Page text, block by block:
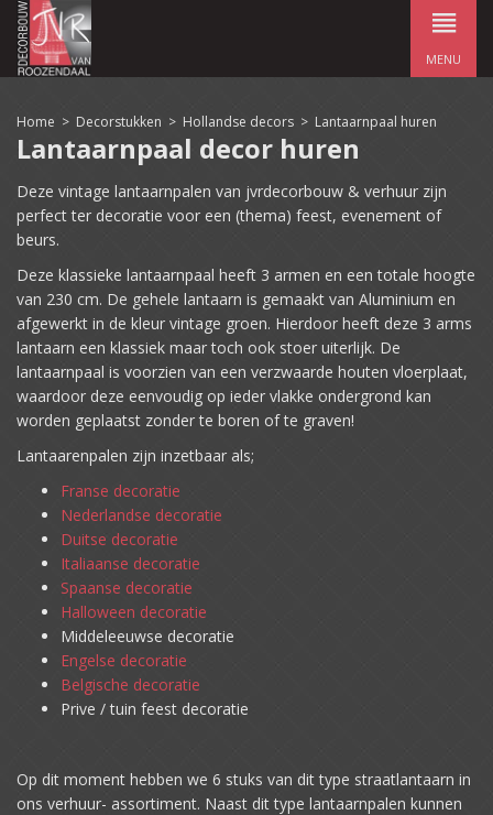
MENU
Home > Decorstukken > Hollandse decors > Lantaarnpaal huren
Lantaarnpaal decor huren
Deze vintage lantaarnpalen van jvrdecorbouw & verhuur zijn
perfect ter decoratie voor een (thema) feest, evenement of
beurs.
Deze klassieke lantaarnpaal heeft 3 armen en een totale hoogte
van 230 cm. De gehele lantaarn is gemaakt van Aluminium en
afgewerkt in de kleur vintage groen. Hierdoor heeft deze 3 arms
lantaarn een klassiek maar toch ook stoer uiterlijk. De
lantaarnpaal is voorzien van een verzwaarde houten vloerplaat,
waardoor deze eenvoudig op ieder vlakke ondergrond kan
worden geplaatst zonder te boren of te graven!
Lantaarenpalen zijn inzetbaar als;
Franse decoratie
Nederlandse decoratie
Duitse decoratie
Italiaanse decoratie
Spaanse decoratie
Halloween decoratie
Middeleeuwse decoratie
Engelse decoratie
Belgische decoratie
Prive / tuin feest decoratie
Op dit moment hebben we 6 stuks van dit type straatlantaarn in
ons verhuur- assortiment. Naast dit type lantaarnpalen kunnen